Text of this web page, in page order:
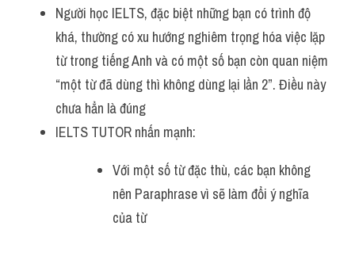
Đề thi thật Task 1
Process
Task 1
Đề thi IELTS thật
IELTS Advice
Người học IELTS, đặc biệt những bạn có trình độ
khá, thường có xu hướng nghiêm trọng hóa việc lặp
từ trong tiếng Anh và có một số bạn còn quan niệm
“một từ đã dùng thì không dùng lại lần 2”​. Điều này
chưa hẳn là đúng
IELTS TUTOR nhấn mạnh:
Với một số từ đặc thù, các bạn không
nên Paraphrase vì sẽ làm đổi ý nghĩa
của từ